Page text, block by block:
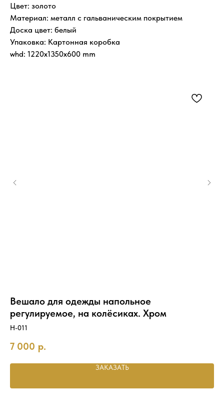
Цвет: золото
Материал: металл с гальваническим покрытием
Доска цвет: белый
Упаковка: Картонная коробка
whd: 1220x1350x600 mm
Вешало для одежды напольное
регулируемое, на колёсиках. Хром
H-011
7 000 р.
ЗАКАЗАТЬ